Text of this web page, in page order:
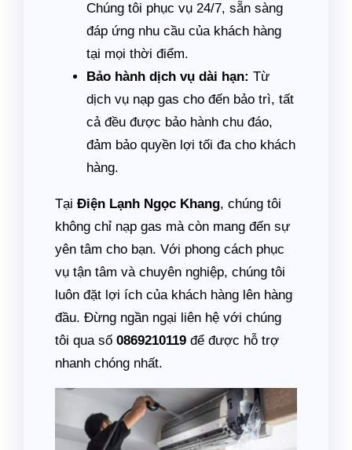
Chúng tôi phục vụ 24/7, sẵn sàng
đáp ứng nhu cầu của khách hàng
tại mọi thời điểm.
Bảo hành dịch vụ dài hạn: Từ
dịch vụ nạp gas cho đến bảo trì, tất
cả đều được bảo hành chu đáo,
đảm bảo quyền lợi tối đa cho khách
hàng.
Tại Điện Lạnh Ngọc Khang, chúng tôi
không chỉ nạp gas mà còn mang đến sự
yên tâm cho bạn. Với phong cách phục
vụ tận tâm và chuyên nghiệp, chúng tôi
luôn đặt lợi ích của khách hàng lên hàng
đầu. Đừng ngần ngại liên hệ với chúng
tôi qua số 0869210119 để được hỗ trợ
nhanh chóng nhất.